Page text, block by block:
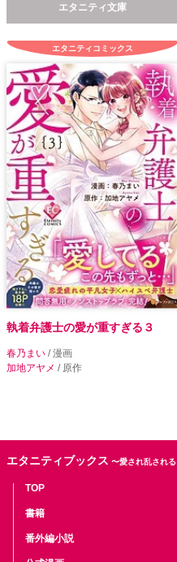
エタニティ文庫
エタニティコミックス
執着弁護士の愛が重すぎる３
春乃まい / 漫画
加地アヤメ / 原作
エタニティブックス 〜愛され乱され
TOP
書籍
番外編小説